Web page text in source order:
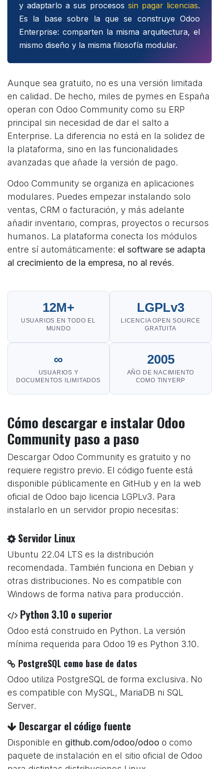
y adaptarlo a sus procesos sin pagar licencias.
Es la base sobre la que se construye Odoo
Enterprise: comparten la misma arquitectura, el
mismo diseño y la misma filosofía modular.
Aunque sea gratuito, no es una versión limitada
en calidad. De hecho, miles de pymes en España
operan con Odoo Community como su ERP
principal sin necesidad de dar el salto a
Enterprise. La diferencia no está en la solidez de
la plataforma, sino en las funcionalidades
avanzadas que añade la versión de pago.
Odoo Community se organiza en aplicaciones
modulares. Puedes empezar instalando solo
ventas, CRM o facturación, y más adelante
añadir inventario, compras, proyectos o recursos
humanos. La plataforma conecta los módulos
entre sí automáticamente: el software se adapta
al crecimiento de la empresa, no al revés.
12M+
USUARIOS EN TODO EL
MUNDO
LGPLv3
LICENCIA OPEN SOURCE
GRATUITA
∞
USUARIOS Y
DOCUMENTOS ILIMITADOS
2005
AÑO DE NACIMIENTO
COMO TINYERP
Cómo descargar e instalar Odoo
Community paso a paso
Descargar Odoo Community es gratuito y no
requiere registro previo. El código fuente está
disponible públicamente en GitHub y en la web
oficial de Odoo bajo licencia LGPLv3. Para
instalarlo en un servidor propio necesitas:
Servidor Linux
Ubuntu 22.04 LTS es la distribución
recomendada. También funciona en Debian y
otras distribuciones. No es compatible con
Windows de forma nativa para producción.
Python 3.10 o superior
Odoo está construido en Python. La versión
mínima requerida para Odoo 19 es Python 3.10.
PostgreSQL como base de datos
Odoo utiliza PostgreSQL de forma exclusiva. No
es compatible con MySQL, MariaDB ni SQL
Server.
Descargar el código fuente
Disponible en github.com/odoo/odoo o como
paquete de instalación en el sitio oficial de Odoo